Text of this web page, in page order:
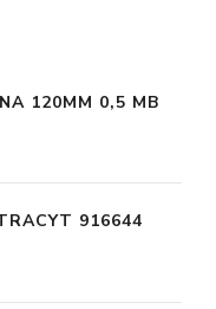
120MM 0,5 MB
916644